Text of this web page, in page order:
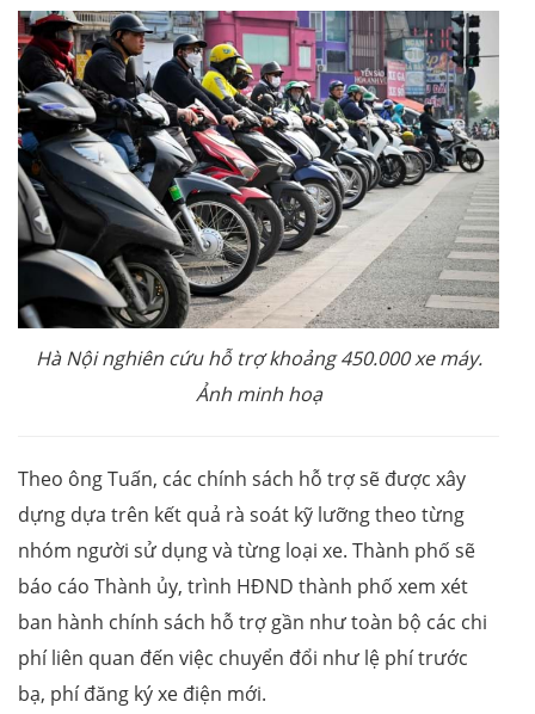
Hà Nội nghiên cứu hỗ trợ khoảng 450.000 xe máy.
Ảnh minh hoạ
Theo ông Tuấn, các chính sách hỗ trợ sẽ được xây
dựng dựa trên kết quả rà soát kỹ lưỡng theo từng
nhóm người sử dụng và từng loại xe. Thành phố sẽ
báo cáo Thành ủy, trình HĐND thành phố xem xét
ban hành chính sách hỗ trợ gần như toàn bộ các chi
phí liên quan đến việc chuyển đổi như lệ phí trước
bạ, phí đăng ký xe điện mới.